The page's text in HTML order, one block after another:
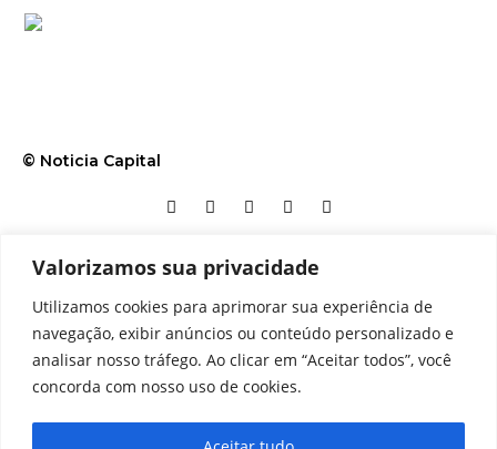
Valorizamos sua privacidade
Utilizamos cookies para aprimorar sua experiência de
navegação, exibir anúncios ou conteúdo personalizado e
analisar nosso tráfego. Ao clicar em “Aceitar todos”, você
concorda com nosso uso de cookies.
© Noticia Capital
Contato Home Aviso legal Configurações de cookies
Equipe Perfil Política de cookies Serviços